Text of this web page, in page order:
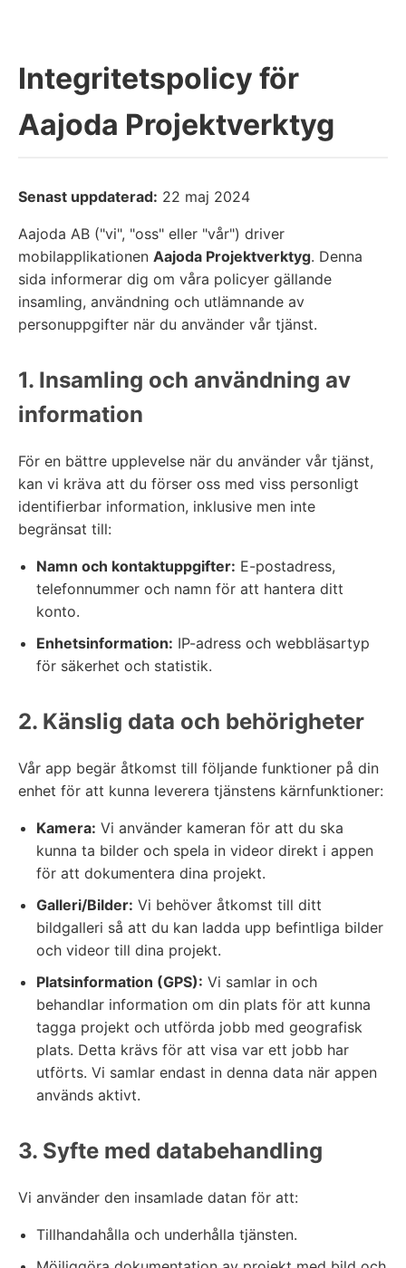
Integritetspolicy för
Aajoda Projektverktyg
Senast uppdaterad: 22 maj 2024
Aajoda AB ("vi", "oss" eller "vår") driver
mobilapplikationen Aajoda Projektverktyg. Denna
sida informerar dig om våra policyer gällande
insamling, användning och utlämnande av
personuppgifter när du använder vår tjänst.
1. Insamling och användning av
information
För en bättre upplevelse när du använder vår tjänst,
kan vi kräva att du förser oss med viss personligt
identifierbar information, inklusive men inte
begränsat till:
Namn och kontaktuppgifter: E-postadress,
telefonnummer och namn för att hantera ditt
konto.
Enhetsinformation: IP-adress och webbläsartyp
för säkerhet och statistik.
2. Känslig data och behörigheter
Vår app begär åtkomst till följande funktioner på din
enhet för att kunna leverera tjänstens kärnfunktioner:
Kamera: Vi använder kameran för att du ska
kunna ta bilder och spela in videor direkt i appen
för att dokumentera dina projekt.
Galleri/Bilder: Vi behöver åtkomst till ditt
bildgalleri så att du kan ladda upp befintliga bilder
och videor till dina projekt.
Platsinformation (GPS): Vi samlar in och
behandlar information om din plats för att kunna
tagga projekt och utförda jobb med geografisk
plats. Detta krävs för att visa var ett jobb har
utförts. Vi samlar endast in denna data när appen
används aktivt.
3. Syfte med databehandling
Vi använder den insamlade datan för att:
Tillhandahålla och underhålla tjänsten.